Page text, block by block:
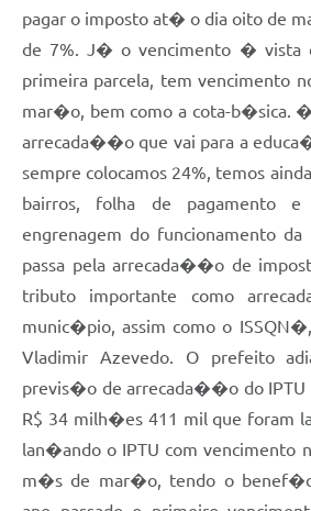
pagar o imposto at� o dia oito de
de 7%. J� o vencimento � vista
primeira parcela, tem vencimento
mar�o, bem como a cota-b�sica.
arrecada��o que vai para a
sempre colocamos 24%, temos
bairros, folha de pagamento
engrenagem do funcionamento
passa pela arrecada��o de
tributo importante como
munic�pio, assim como o
Vladimir Azevedo. O prefeito
previs�o de arrecada��o do IPTU
R$ 34 milh�es 411 mil que foram
lan�ando o IPTU com vencimento
m�s de mar�o, tendo o